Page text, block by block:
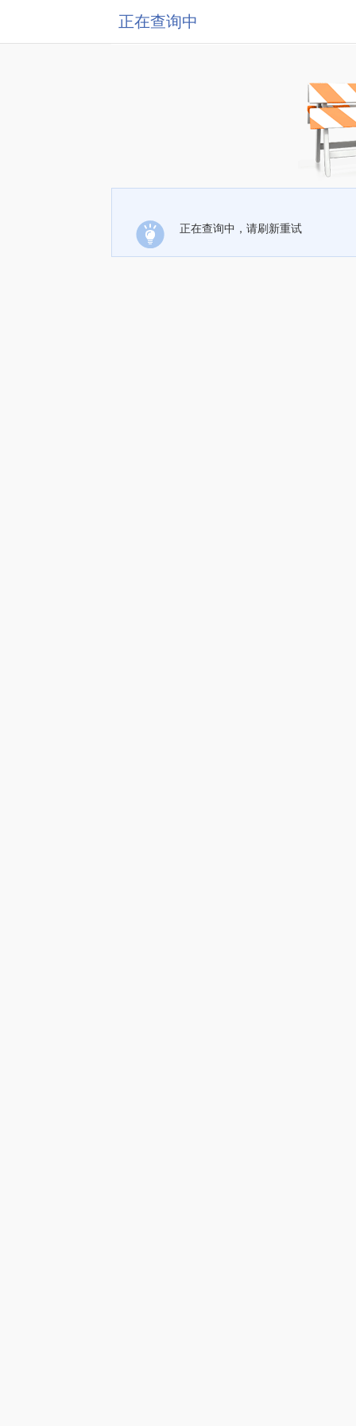
正在查询中
正在查询中，请刷新重试